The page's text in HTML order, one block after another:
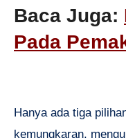
Baca Juga:
Pada
Hanya ada tiga
kemungkaran,